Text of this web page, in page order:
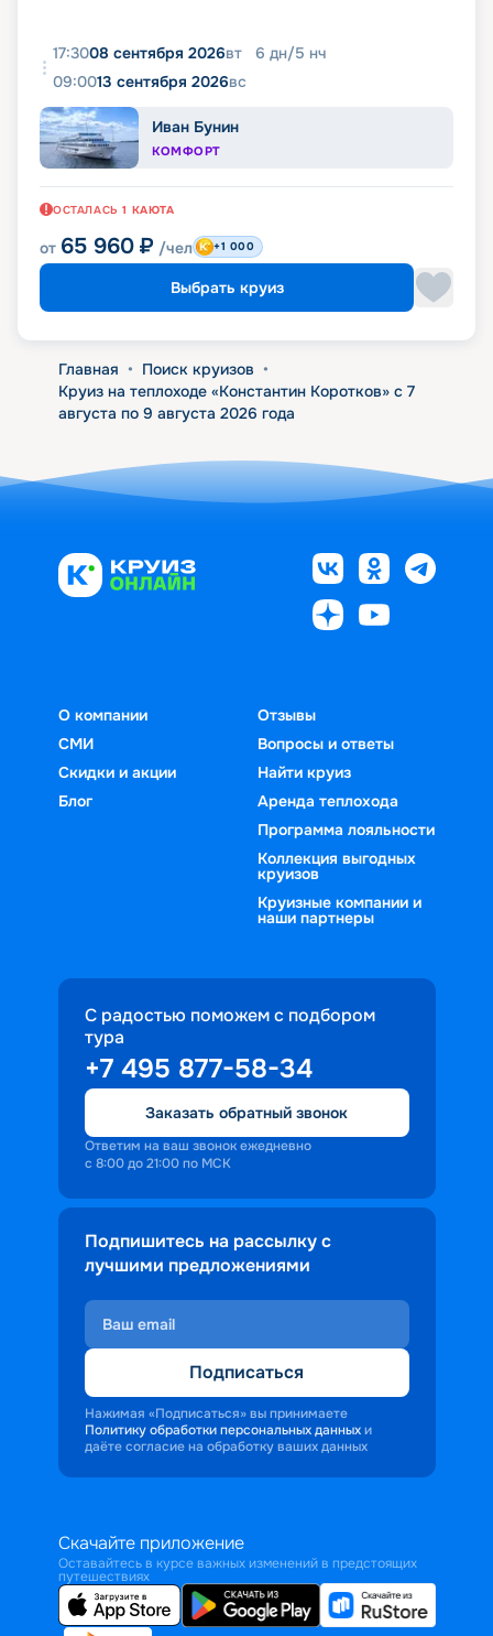
17:3008 сентября 2026вт 6 дн/5 нч
09:0013 сентября 2026вс
Иван Бунин
КОМФОРТ
ОСТАЛАСЬ 1 КАЮТА
от 65 960 ₽ /чел +1 000
Выбрать круиз
Главная • Поиск круизов •
Круиз на теплоходе «Константин Коротков» с 7
августа по 9 августа 2026 года
О компании
СМИ
Скидки и акции
Блог
Отзывы
Вопросы и ответы
Найти круиз
Аренда теплохода
Программа лояльности
Коллекция выгодных
круизов
Круизные компании и
наши партнеры
С радостью поможем с подбором
тура
+7 495 877-58-34
Заказать обратный звонок
Ответим на ваш звонок ежедневно
с 8:00 до 21:00 по МСК
Подпишитесь на рассылку с
лучшими предложениями
Подписаться
Нажимая «Подписаться» вы принимаете
Политику обработки персональных данных и
даёте согласие на обработку ваших данных
Скачайте приложение
Оставайтесь в курсе важных изменений в предстоящих
путешествиях